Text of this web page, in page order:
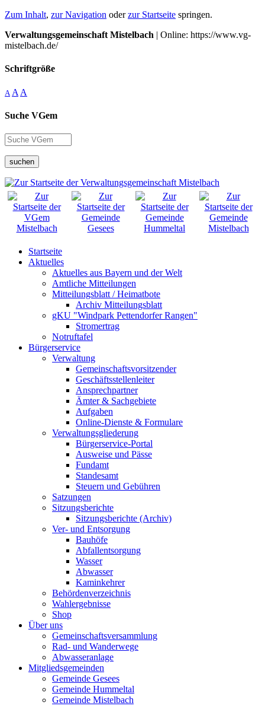
Zum Inhalt, zur Navigation oderzur Startseite springen.
Verwaltungsgemeinschaft Mistelbach | Online: https://www.vg-
mistelbach.de/
Schriftgröße
A A A
Suche VGem
suchen
Startseite
Aktuelles
Aktuelles aus Bayern und der Welt
Amtliche Mitteilungen
Mitteilungsblatt / Heimatbote
Archiv Mitteilungsblatt
gKU "Windpark Pettendorfer Rangen"
Stromertrag
Notruftafel
Bürgerservice
Verwaltung
Gemeinschaftsvorsitzender
Geschäftsstellenleiter
Ansprechpartner
Ämter & Sachgebiete
Aufgaben
Online-Dienste & Formulare
Verwaltungsgliederung
Bürgerservice-Portal
Ausweise und Pässe
Fundamt
Standesamt
Steuern und Gebühren
Satzungen
Sitzungsberichte
Sitzungsberichte (Archiv)
Ver- und Entsorgung
Bauhöfe
Abfallentsorgung
Wasser
Abwasser
Kaminkehrer
Behördenverzeichnis
Wahlergebnisse
Shop
Über uns
Gemeinschaftsversammlung
Rad- und Wanderwege
Abwasseranlage
Mitgliedsgemeinden
Gemeinde Gesees
Gemeinde Hummeltal
Gemeinde Mistelbach